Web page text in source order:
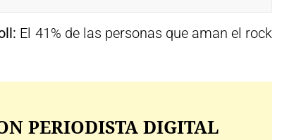
El 41% de las personas que aman el rock
PERIODISTA DIGITAL